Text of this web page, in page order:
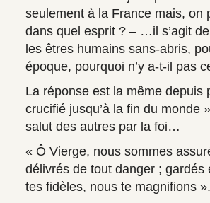
seulement à la France mais, on
dans quel esprit ? – …il s’agit
les êtres humains sans-abris,
époque, pourquoi n’y a-t-il pas
La réponse est la même depuis
crucifié jusqu’à la fin du monde
salut des autres par la foi…
« Ô Vierge, nous sommes
délivrés de tout danger ;
tes fidèles, nous te magnifions ».